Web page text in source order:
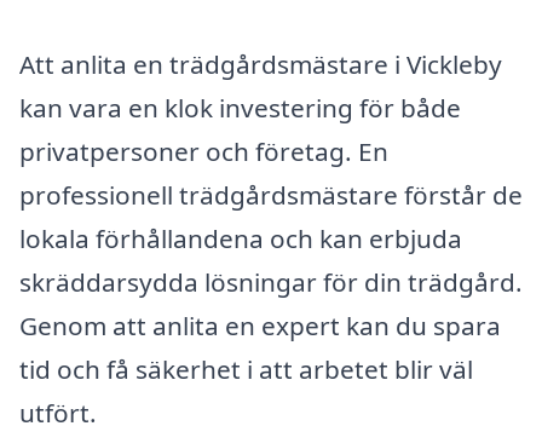
Att anlita en trädgårdsmästare i Vickleby
kan vara en klok investering för både
privatpersoner och företag. En
professionell trädgårdsmästare förstår de
lokala förhållandena och kan erbjuda
skräddarsydda lösningar för din trädgård.
Genom att anlita en expert kan du spara
tid och få säkerhet i att arbetet blir väl
utfört.